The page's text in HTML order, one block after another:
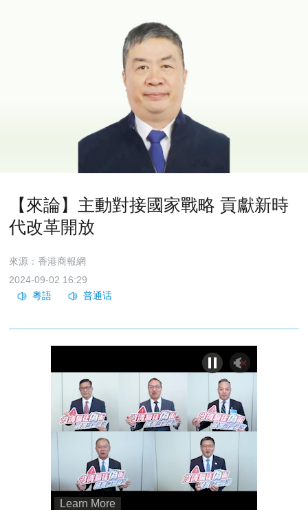
【來論】主動對接國家戰略 貢獻新時
代改革開放
來源：香港商報網
2024-09-02 16:29